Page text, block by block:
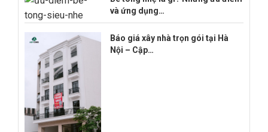
và ứng dụng…
Báo giá xây nhà trọn gói tại Hà
Nội – Cập…